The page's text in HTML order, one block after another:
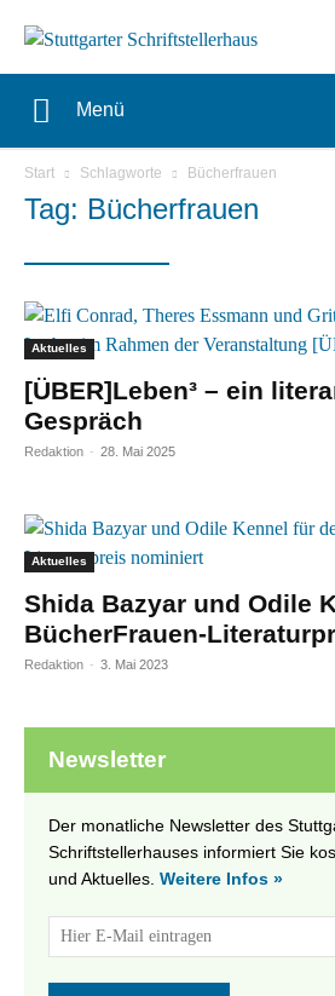
Menü
Start Schlagworte Bücherfrauen
Tag: Bücherfrauen
Aktuelles
[ÜBER]Leben³ – ein
Gespräch
Redaktion - 28. Mai 2025
Aktuelles
Shida Bazyar und Odile
BücherFrauen-
Redaktion - 3. Mai 2023
Newsletter
Der monatliche Newsletter des
Schriftstellerhauses informiert Sie
und Aktuelles. Weitere Infos »